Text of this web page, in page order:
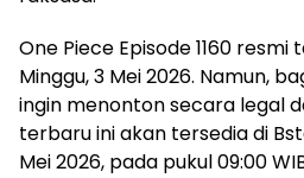
One Piece Episode 1160
Minggu, 3 Mei 2026. Namun,
ingin menonton secara legal
terbaru ini akan tersedia di
Mei 2026, pada pukul 09:00